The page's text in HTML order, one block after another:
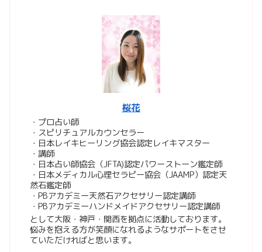
桜花
・プロ占い師
・スピリチュアルカウンセラー
・日本レイキヒーリング協会認定レイキマスター
・講師
・日本占い師協会（JFTA)認定パワーストーン鑑定師
・日本メディカル心理セラピー協会（JAAMP）認定天
然石鑑定師
・PBアカデミー天然石アクセサリー認定講師
・PBアカデミーハンドメイドアクセサリー認定講師
として大阪・神戸・関西を拠点に活動しております。
悩みを抱える方が笑顔になれるようなサポートをさせ
ていただければと思います。